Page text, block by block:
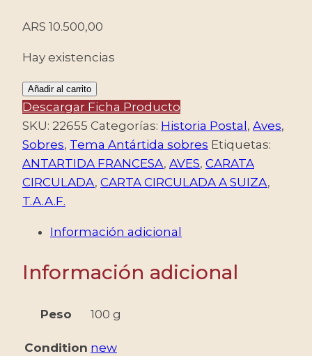
ARS 10.500,00
Hay existencias
ANTARTIDA
FRANCESA
(T.A.A.F.)
SOBRES,
1982
-
CARTA
cantidad
Añadir al carrito
Descargar Ficha Producto
SKU: 22655 Categorías: Historia Postal, Aves,
Sobres, Tema Antártida sobres Etiquetas:
ANTARTIDA FRANCESA, AVES, CARATA
CIRCULADA, CARTA CIRCULADA A SUIZA,
T.A.A.F.
Información adicional
Información adicional
Peso 100 g
Condition new